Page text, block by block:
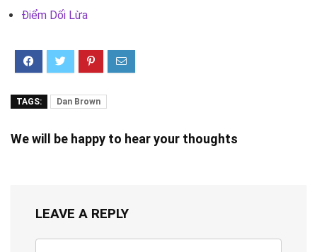
Điểm Dối Lừa
TAGS: Dan Brown
We will be happy to hear your thoughts
LEAVE A REPLY